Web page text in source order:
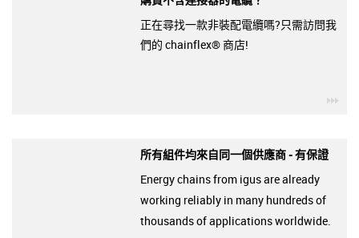
正在尋找一款非裝配電纜嗎?只需訪問我
們的 chainflex® 商店!
所有組件均來自同一個供應商 - 有保證
Energy chains from igus are already
working reliably in many hundreds of
thousands of applications worldwide.